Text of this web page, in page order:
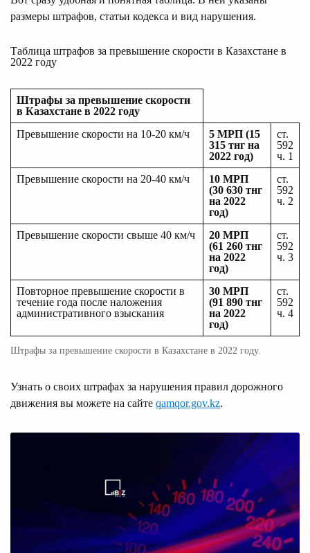
размеры штрафов, статьи кодекса и вид нарушения.
Таблица штрафов за превышение скорости в Казахстане в
2022 году
Штрафы за превышение скорости
в Казахстане в 2022 году
Превышение скорости на 10-20 км/ч
5 МРП (15
315 тнг на
2022 год)
ст.
592
ч. 1
Превышение скорости на 20-40 км/ч
10 МРП
(30 630 тнг
на 2022
год)
ст.
592
ч. 2
Превышение скорости свыше 40 км/ч
20 МРП
(61 260 тнг
на 2022
год)
ст.
592
ч. 3
Повторное превышение скорости в
течение года после наложения
административного взыскания
30 МРП
(91 890 тнг
на 2022
год)
ст.
592
ч. 4
Штрафы за превышение скорости в Казахстане в 2022 году.
Узнать о своих штрафах за нарушения правил дорожного
движения вы можете на сайте qamqor.gov.kz.